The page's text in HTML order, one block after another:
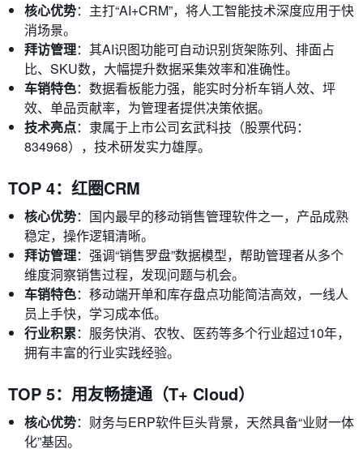
核心优势：主打“AI+CRM”，将人工智能技术深度应用于快
消场景。
拜访管理：其AI识图功能可自动识别货架陈列、排面占
比、SKU数，大幅提升数据采集效率和准确性。
车销特色：数据看板能力强，能实时分析车销人效、坪
效、单品贡献率，为管理者提供决策依据。
技术亮点：隶属于上市公司玄武科技（股票代码：
834968），技术研发实力雄厚。
TOP 4：红圈CRM
核心优势：国内最早的移动销售管理软件之一，产品成熟
稳定，操作逻辑清晰。
拜访管理：强调“销售罗盘”数据模型，帮助管理者从多个
维度洞察销售过程，发现问题与机会。
车销特色：移动端开单和库存盘点功能简洁高效，一线人
员上手快，学习成本低。
行业积累：服务快消、农牧、医药等多个行业超过10年，
拥有丰富的行业实践经验。
TOP 5：用友畅捷通（T+ Cloud）
核心优势：财务与ERP软件巨头背景，天然具备“业财一体
化”基因。